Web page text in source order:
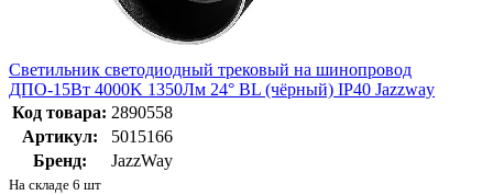
Светильник светодиодный трековый на шинопровод
ДПО-15Вт 4000K 1350Лм 24° BL (чёрный) IP40 Jazzway
Код товара: 2890558
Артикул:
5015166
Бренд:
JazzWay
На складе 6 шт